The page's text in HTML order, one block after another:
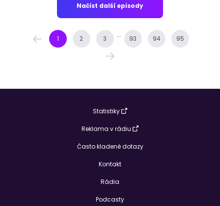
Načíst další episody
1 2 3 ... 93 94 95
Statistiky
Reklama v rádiu
Často kladené dotazy
Kontakt
Rádia
Podcasty